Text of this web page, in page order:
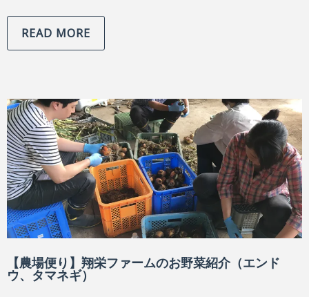
READ MORE
【農場便り】翔栄ファームのお野菜紹介（エンド
ウ、タマネギ）